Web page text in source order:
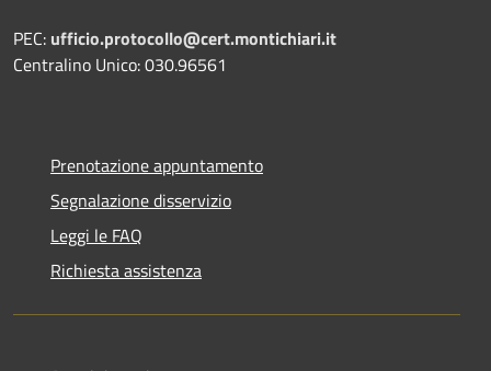
PEC: ufficio.protocollo@cert.montichiari.it
Centralino Unico: 030.96561
Prenotazione appuntamento
Segnalazione disservizio
Leggi le FAQ
Richiesta assistenza